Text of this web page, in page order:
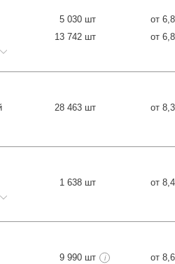
5 030 шт
13 742 шт
от
от
28 463 шт от
1 638 шт от
9 990 шт i от